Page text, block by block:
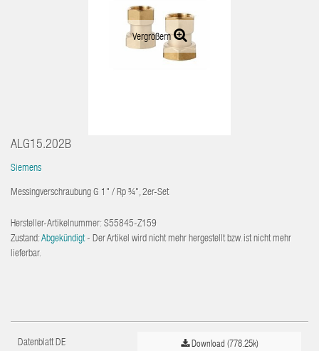
Vergrößern
ALG15.202B
Siemens
Messingverschraubung G 1" / Rp ¾", 2er-Set
Hersteller-Artikelnummer: S55845-Z159
Zustand:Abgekündigt- Der Artikel wird nicht mehr hergestellt bzw. ist nicht mehr
lieferbar.
Datenblatt DE Download (778.25k)